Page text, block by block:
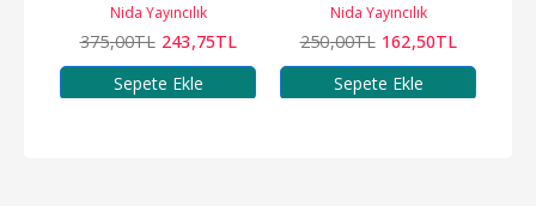
Nida Yayıncılık
375,00TL 243,75TL
Sepete Ekle
Nida Yayıncılık
250,00TL 162,50TL
Sepete Ekle